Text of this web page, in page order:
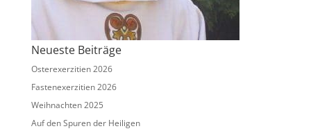
Neueste Beiträge
Osterexerzitien 2026
Fastenexerzitien 2026
Weihnachten 2025
Auf den Spuren der Heiligen